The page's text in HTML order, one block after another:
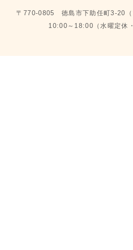
〒770-0805 徳島市下助任町3-20（
10:00～18:00（水曜定休